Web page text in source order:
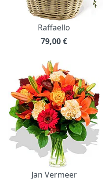
Raffaello
79,00€
Jan Vermeer